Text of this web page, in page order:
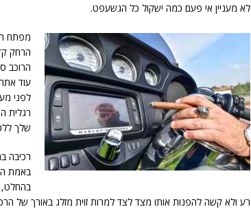
לא מעניין אי פעם כמה ישקול כל הגשעפט.
הרחק
הרוכב
לפני
רגלית
שלך
רכיבה
באמת
בהחלט,
רע ולא קשה להפנות אותו מצד לצד למרות זוית מזלג באורך של